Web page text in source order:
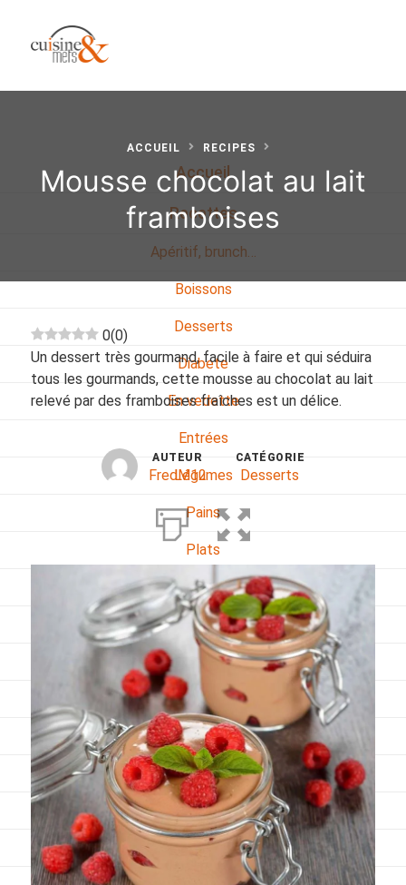
Accueil
Recettes
Apéritif, brunch…
Boissons
Desserts
Diabete
En vedette
Entrées
Légumes
Pains
Plats
Poissons, coquillages, crustacés
Régime
Sans gluten
Sans lactose
Sans sel
Sauces et accompagnements
Végétarien
Viandes
ACCUEIL RECIPES
Mousse chocolat au lait
framboises
0(0)
Un dessert très gourmand, facile à faire et qui séduira
tous les gourmands, cette mousse au chocolat au lait
relevé par des framboises fraîches est un délice.
AUTEUR
FredM12
CATÉGORIE
Desserts